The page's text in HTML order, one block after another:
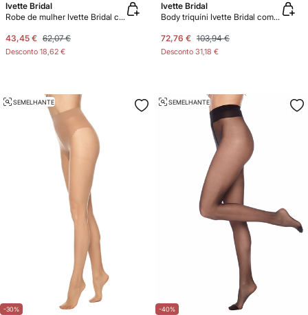
Ivette Bridal
Robe de mulher Ivette Bridal curto de cetim em branco
43,45 € 62,07 €
Desconto 18,62 €
Ivette Bridal
Body triquíni Ivette Bridal com copa push-up em nude
72,76 € 103,94 €
Desconto 31,18 €
-30%
SEMELHANTE
-40%
SEMELHANTE